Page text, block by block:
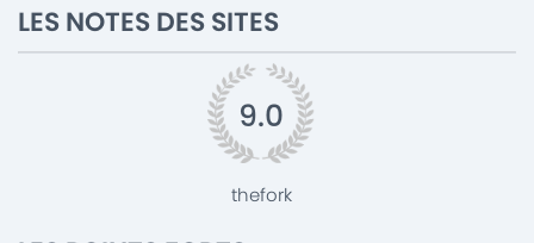
LES NOTES DES SITES
9.0
thefork